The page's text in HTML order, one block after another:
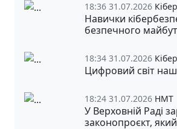
18:36 31.07.2026
Навички
безпечного
18:34 31.07.2026
Цифровий світ
18:24 31.07.2026 НМТ
У Верховній Раді
законопроєкт,